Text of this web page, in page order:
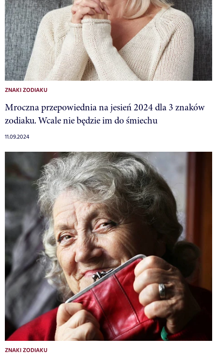
ZNAKI ZODIAKU
Mroczna przepowiednia na jesień 2024 dla 3 znaków
zodiaku. Wcale nie będzie im do śmiechu
11.09.2024
ZNAKI ZODIAKU